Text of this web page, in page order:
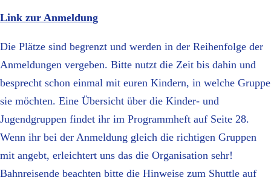
Link zur Anmeldung
Die Plätze sind begrenzt und werden in der Reihenfolge der
Anmeldungen vergeben. Bitte nutzt die Zeit bis dahin und
besprecht schon einmal mit euren Kindern, in welche Gruppe
sie möchten. Eine Übersicht über die Kinder- und
Jugendgruppen findet ihr im Programmheft auf Seite 28.
Wenn ihr bei der Anmeldung gleich die richtigen Gruppen
mit angebt, erleichtert uns das die Organisation sehr!
Bahnreisende beachten bitte die Hinweise zum Shuttle auf